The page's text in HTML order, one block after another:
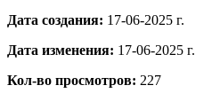
Дата создания: 17-06-2025 г.
Дата изменения: 17-06-2025 г.
Кол-во просмотров: 227